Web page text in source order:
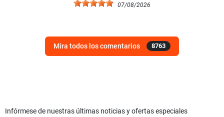
07/08/2026
Mira todos los comentarios 8763
Infórmese de nuestras últimas noticias y ofertas especiales